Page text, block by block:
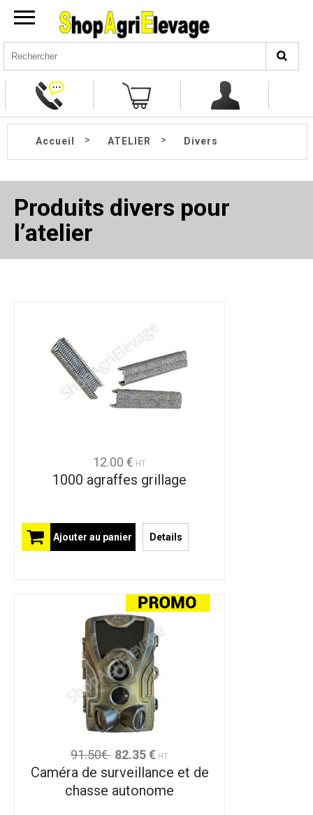
Accueil > ATELIER > Divers
Produits divers pour
l’atelier
12.00 € HT
1000 agraffes grillage
Ajouter au panier Details
91.50€ 82.35 € HT
Caméra de surveillance et de
chasse autonome